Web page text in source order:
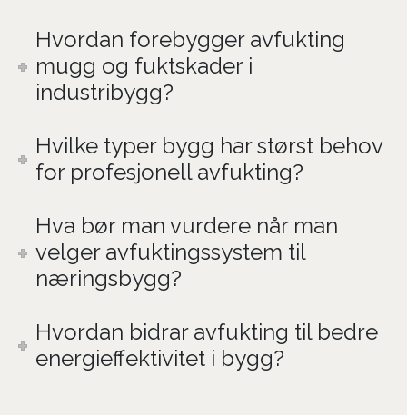
Hvordan forebygger avfukting
mugg og fuktskader i
industribygg?
Hvilke typer bygg har størst behov
for profesjonell avfukting?
Hva bør man vurdere når man
velger avfuktingssystem til
næringsbygg?
Hvordan bidrar avfukting til bedre
energieffektivitet i bygg?